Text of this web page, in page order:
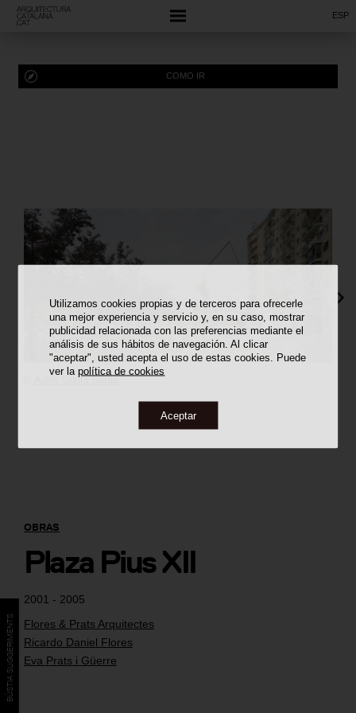
Utilizamos cookies propias y de terceros para ofrecerle
una mejor experiencia y servicio y, en su caso, mostrar
publicidad relacionada con las preferencias mediante el
análisis de sus hábitos de navegación. Al clicar
"aceptar", usted acepta el uso de estas cookies. Puede
ver lapolítica de cookies
Aceptar
ESP
2001 - 2005
Flores & Prats Arquitectes
Ricardo Daniel Flores
Eva Prats i Güerre
OBRAS
Plaza Pius XII
COMO IR
Adrià Goula Sardà
BÚSTIA SUGGERIMENTS